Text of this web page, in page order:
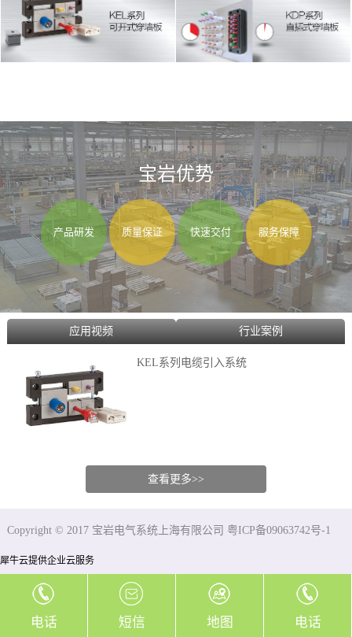
宝岩优势
产品研发 质量保证 快速交付 服务保障
应用视频 行业案例
KEL系列电缆引入系统
查看更多>>
Copyright © 2017 宝岩电气系统上海有限公司 粤ICP备09063742号-1
犀牛云提供企业云服务
电话 短信 地图 电话